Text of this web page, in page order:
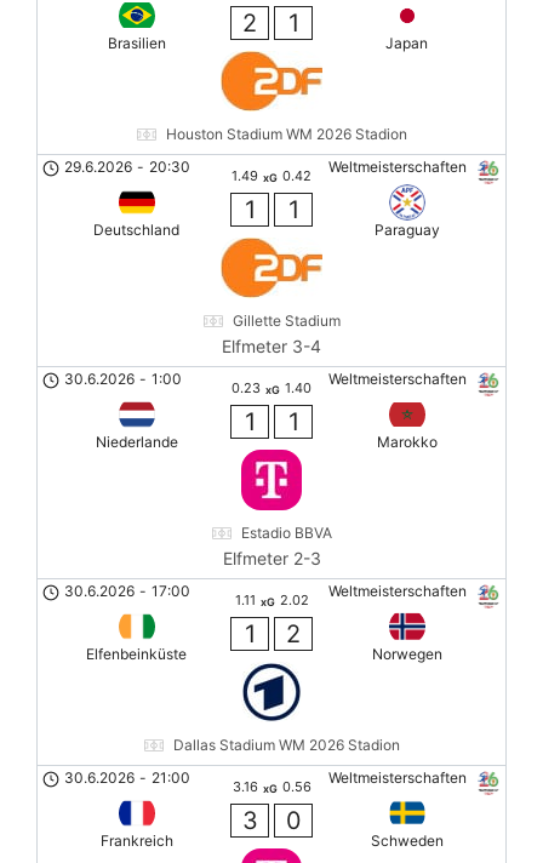
Brasilien
2 1
Japan
Houston Stadium WM 2026 Stadion
Weltmeisterschaften
29.6.2026 - 20:30
Deutschland
1.49 xG 0.42
1 1
Paraguay
Gillette Stadium
Elfmeter 3-4
Weltmeisterschaften
30.6.2026 - 1:00
Niederlande
0.23 xG 1.40
1 1
Marokko
Estadio BBVA
Elfmeter 2-3
Weltmeisterschaften
30.6.2026 - 17:00
Elfenbeinküste
1.11 xG 2.02
1 2
Norwegen
Dallas Stadium WM 2026 Stadion
Weltmeisterschaften
30.6.2026 - 21:00
Frankreich
3.16 xG 0.56
3 0
Schweden